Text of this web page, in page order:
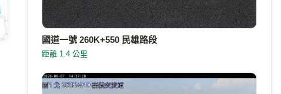
國道一號 260K+550 民雄路段
距離 1.4 公里